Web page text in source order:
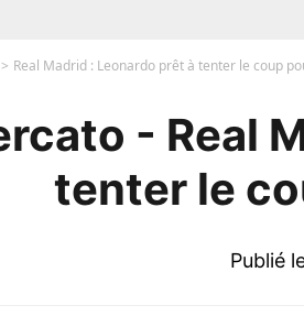
Real Madrid : Leonardo prêt à tenter le coup
- Real
tenter le
Publié